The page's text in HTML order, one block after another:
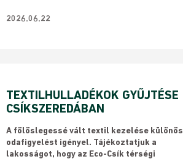
2026.06.22
TEXTILHULLADÉKOK GYŰJTÉSE
CSÍKSZEREDÁBAN
​A fölöslegessé vált textil kezelése különös
odafigyelést igényel. Tájékoztatjuk a
lakosságot, hogy az Eco-Csík térségi